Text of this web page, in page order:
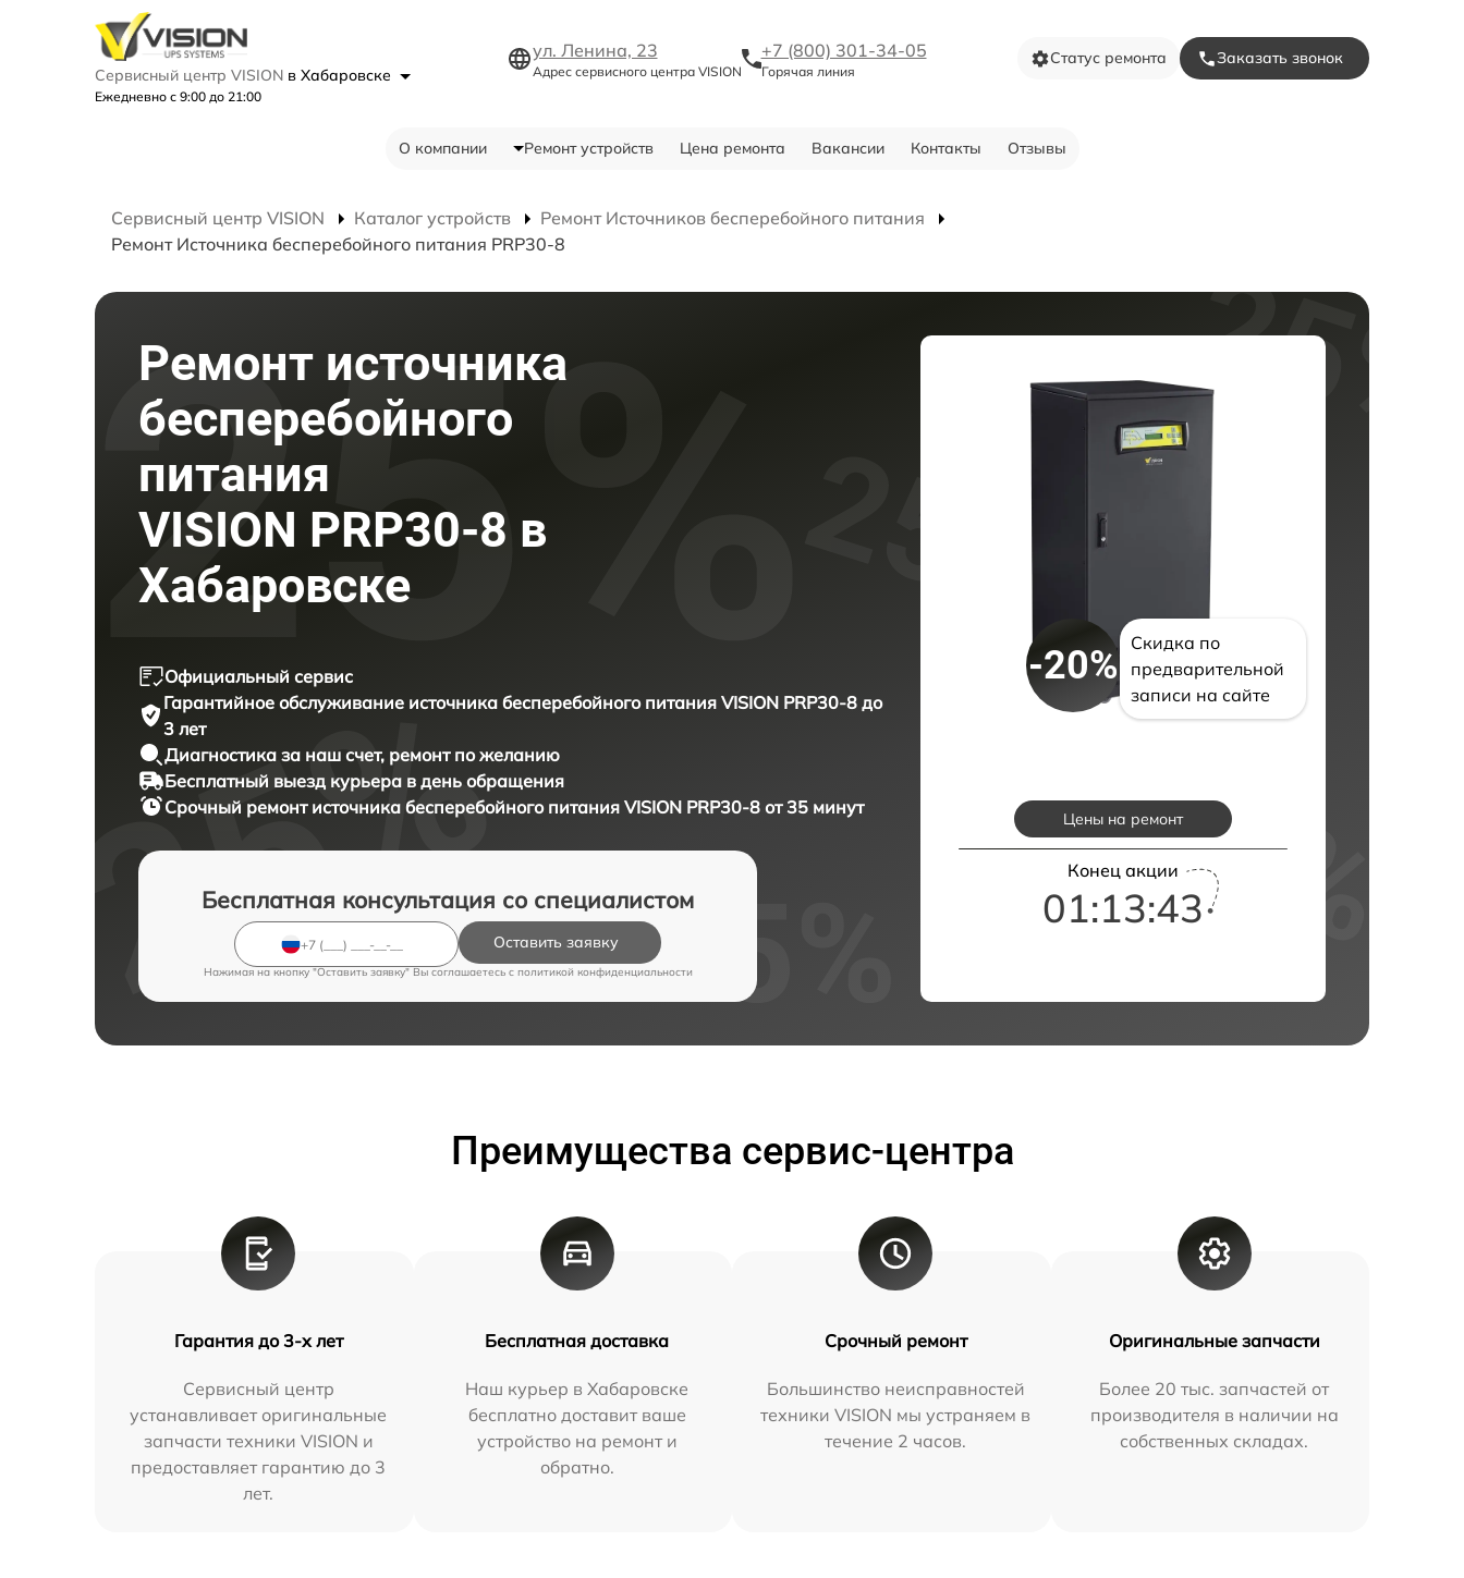
Сервисный центр VISION в Хабаровске
Ежедневно с 9:00 до 21:00
ул. Ленина, 23
Адрес сервисного центра VISION
+7 (800) 301-34-05
Горячая линия
Статус ремонта Заказать звонок
О компании Ремонт устройств Цена ремонта Вакансии Контакты Отзывы
Сервисный центр VISION Каталог устройств
Ремонт Источников бесперебойного питания
Ремонт Источника бесперебойного питания PRP30-8
Ремонт источника
бесперебойного
питания
VISION PRP30-8 в
Хабаровске
Официальный сервис
Гарантийное обслуживание источника бесперебойного питания VISION PRP30-8 до
3 лет
Диагностика за наш счет, ремонт по желанию
Бесплатный выезд курьера в день обращения
Срочный ремонт источника бесперебойного питания VISION PRP30-8 от 35 минут
Бесплатная консультация со специалистом
Оставить заявку
Нажимая на кнопку "Оставить заявку" Вы соглашаетесь c политикой конфиденциальности
-20%
Скидка по
предварительной
записи на сайте
Цены на ремонт
Конец акции
01:13:43
Преимущества сервис-центра
Гарантия до 3-х лет
Сервисный центр
устанавливает оригинальные
запчасти техники VISION и
предоставляет гарантию до 3
лет.
Бесплатная доставка
Наш курьер в Хабаровске
бесплатно доставит ваше
устройство на ремонт и
обратно.
Срочный ремонт
Большинство неисправностей
техники VISION мы устраняем в
течение 2 часов.
Оригинальные запчасти
Более 20 тыс. запчастей от
производителя в наличии на
собственных складах.